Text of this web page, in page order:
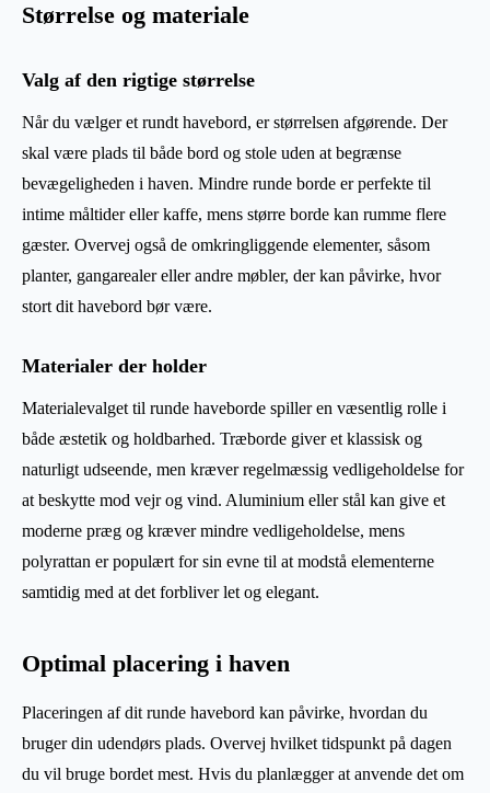
Størrelse og materiale
Valg af den rigtige størrelse
Når du vælger et rundt havebord, er størrelsen afgørende. Der
skal være plads til både bord og stole uden at begrænse
bevægeligheden i haven. Mindre runde borde er perfekte til
intime måltider eller kaffe, mens større borde kan rumme flere
gæster. Overvej også de omkringliggende elementer, såsom
planter, gangarealer eller andre møbler, der kan påvirke, hvor
stort dit havebord bør være.
Materialer der holder
Materialevalget til runde haveborde spiller en væsentlig rolle i
både æstetik og holdbarhed. Træborde giver et klassisk og
naturligt udseende, men kræver regelmæssig vedligeholdelse for
at beskytte mod vejr og vind. Aluminium eller stål kan give et
moderne præg og kræver mindre vedligeholdelse, mens
polyrattan er populært for sin evne til at modstå elementerne
samtidig med at det forbliver let og elegant.
Optimal placering i haven
Placeringen af dit runde havebord kan påvirke, hvordan du
bruger din udendørs plads. Overvej hvilket tidspunkt på dagen
du vil bruge bordet mest. Hvis du planlægger at anvende det om